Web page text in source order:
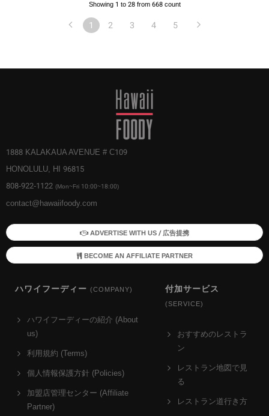
Showing 1 to 28 from 668 count
1 2 3 4 5
1888 KALAKAUA AVENUE # C109
HONOLULU, HI 96815
808-922-1122 (Mon~Fri 10:00~18:00)
contact@hawaiifoody.com
ADVERTISE WITH US / 広告提携
BECOME AN AFFILIATE PARTNER
ハワイフーディー (COMPANY)
ハワイフーディーの紹介 (About
us)
利用規約 (Terms)
個人情報保護方針 (Policies)
加盟店管理センター (Affiliate
Partner)
付加サービス
(SERVICE)
おすすめのレストラ
ン
レストラン地図で見
る
レストラン道行き方